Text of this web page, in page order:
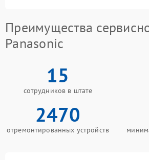
Преимущества
Panasonic
15
сотрудников в штате
2470
отремонтированных устройств